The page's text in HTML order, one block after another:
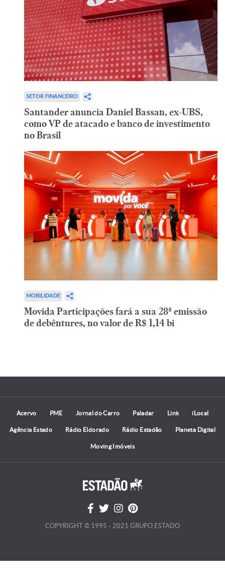
SETOR FINANCEIRO
Santander anuncia Daniel Bassan, ex-UBS,
como VP de atacado e banco de investimento
no Brasil
MOBILIDADE
Movida Participações fará a sua 28ª emissão
de debêntures, no valor de R$ 1,14 bi
Acervo PME Jornal do Carro Paladar Link iLocal
Agência Estado Rádio Eldorado Rádio Estadão Planeta Digital
Moving Imóveis
COPYRIGHT © 1995 - 2021 GRUPO ESTADO